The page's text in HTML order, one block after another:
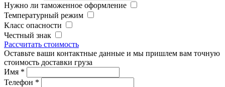
Нужно ли таможенное оформление
Температурный режим
Класс опасности
Честный знак
Рассчитать стоимость
Оставьте ваши контактные данные и мы пришлем вам точную
стоимость доставки груза
Имя *
Телефон *